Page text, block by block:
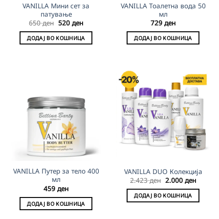
VANILLA Мини сет за
патување
650ден Original
price
was:
650 ден.
520 денCurrent
price
is:
520 ден.
ДОДАЈ ВО КОШНИЦА
VANILLA Тоалетна вода 50
мл
729 ден
ДОДАЈ ВО КОШНИЦА
VANILLA Путер за тело 400
мл
459 ден
ДОДАЈ ВО КОШНИЦА
VANILLA DUO Колекција
2.423ден Original
price
was:
2.423 ден.
2.000 ден
is:
ДОДАЈ ВО КОШНИЦА